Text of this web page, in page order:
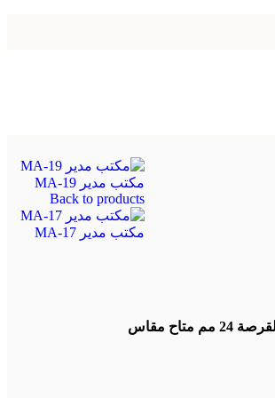
مكتب مدير MA-19
Back to products
مكتب مدير MA-17
مكتب مدير شامل سايد بالادراج وترابيزة القهوة الجنب والقرصة 24 مم متاح مقاس